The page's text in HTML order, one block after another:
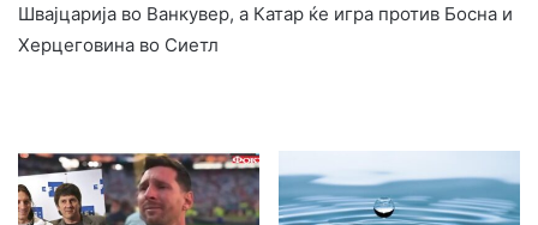
Швајцарија во Ванкувер, а Катар ќе игра против Босна и
Херцеговина во Сиетл